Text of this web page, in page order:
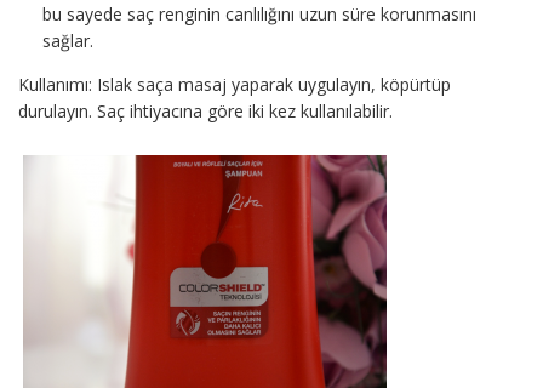
bu sayede saç renginin canlılığını uzun süre korunmasını
sağlar.
Kullanımı: Islak saça masaj yaparak uygulayın, köpürtüp
durulayın. Saç ihtiyacına göre iki kez kullanılabilir.